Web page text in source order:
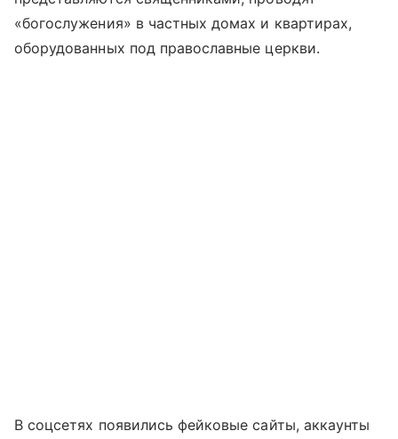
«богослужения» в частных домах и квартирах,
оборудованных под православные церкви.
В соцсетях появились фейковые сайты, аккаунты